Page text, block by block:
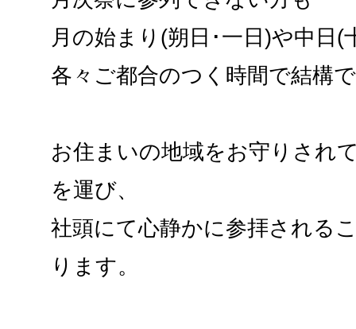
月の始まり(朔日･一日)や中日(
各々ご都合のつく時間で結構
お住まいの地域をお守りされ
を運び、
社頭にて心静かに参拝される
ります。